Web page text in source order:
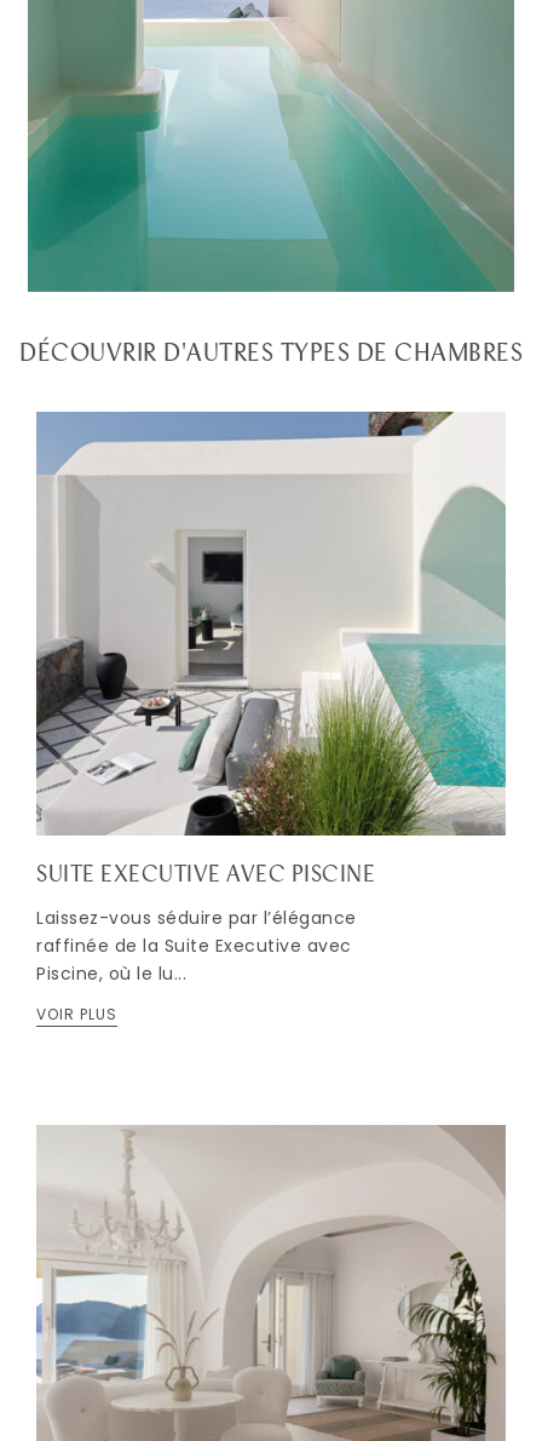
DÉCOUVRIR D'AUTRES TYPES DE CHAMBRES
SUITE EXECUTIVE AVEC PISCINE
Laissez-vous séduire par l’élégance
raffinée de la Suite Executive avec
Piscine, où le lu...
VOIR PLUS